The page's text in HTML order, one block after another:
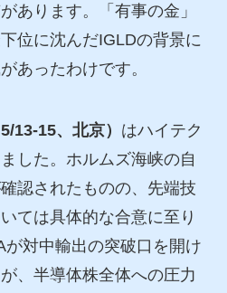
あります。「有事の金」
位に沈んだIGLDの背景に
あったわけです。
13-15、北京） はハイテク
した。ホルムズ海峡の自
認されたものの、先端技
ては具体的な合意に至り
が対中輸出の突破口を開け
、半導体株全体への圧力